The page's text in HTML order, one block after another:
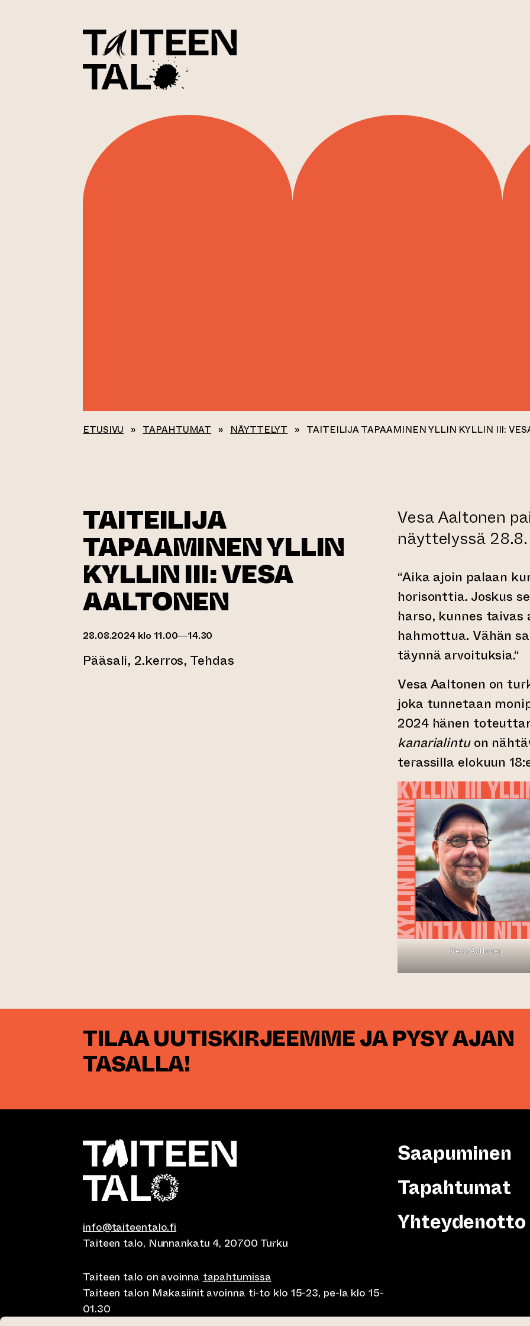
ETUSIVU » TAPAHTUMAT » NÄYTTELYT » TAITEILIJA TAPAAMINEN YLLIN KYLLIN III:
TAITEILIJA
TAPAAMINEN YLLIN
KYLLIN III: VESA
AALTONEN
28.08.2024 klo 11.00—14.30
Pääsali, 2.kerros, Tehdas
Vesa Aaltonen
näyttelyssä 28.8.
“Aika ajoin palaan
horisonttia. Joskus
harso, kunnes
hahmottua. Vähän
täynnä arvoituksia.“
Vesa Aaltonen on
joka tunnetaan
2024 hänen
kanarialintuon
terassilla elokuun
Vesa Aaltonen
TILAA UUTISKIRJEEMME JA PYSY AJAN
TASALLA!
info@taiteentalo.fi
Taiteen talo, Nunnankatu 4, 20700 Turku
Taiteen talo on avoinna tapahtumissa
Taiteen talon Makasiinit avoinna ti-to klo 15-23, pe-la klo 15-
01.30
Saapuminen
Tapahtumat
Yhteydenotto